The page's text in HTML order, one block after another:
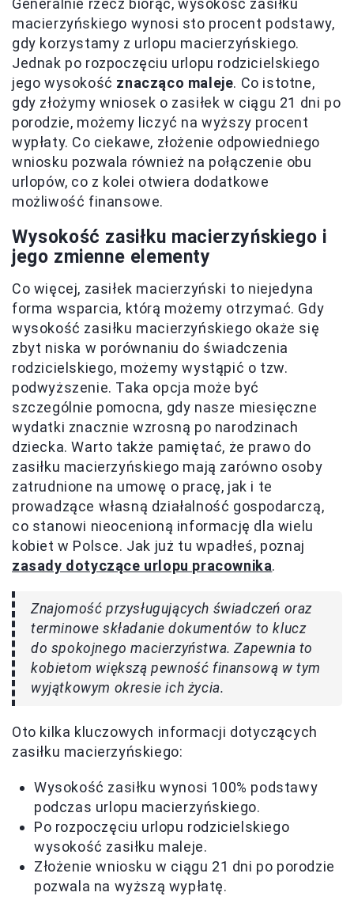
Generalnie rzecz biorąc, wysokość zasiłku
macierzyńskiego wynosi sto procent podstawy,
gdy korzystamy z urlopu macierzyńskiego.
Jednak po rozpoczęciu urlopu rodzicielskiego
jego wysokość znacząco maleje. Co istotne,
gdy złożymy wniosek o zasiłek w ciągu 21 dni po
porodzie, możemy liczyć na wyższy procent
wypłaty. Co ciekawe, złożenie odpowiedniego
wniosku pozwala również na połączenie obu
urlopów, co z kolei otwiera dodatkowe
możliwość finansowe.
Wysokość zasiłku macierzyńskiego i
jego zmienne elementy
Co więcej, zasiłek macierzyński to niejedyna
forma wsparcia, którą możemy otrzymać. Gdy
wysokość zasiłku macierzyńskiego okaże się
zbyt niska w porównaniu do świadczenia
rodzicielskiego, możemy wystąpić o tzw.
podwyższenie. Taka opcja może być
szczególnie pomocna, gdy nasze miesięczne
wydatki znacznie wzrosną po narodzinach
dziecka. Warto także pamiętać, że prawo do
zasiłku macierzyńskiego mają zarówno osoby
zatrudnione na umowę o pracę, jak i te
prowadzące własną działalność gospodarczą,
co stanowi nieocenioną informację dla wielu
kobiet w Polsce. Jak już tu wpadłeś, poznaj
zasady dotyczące urlopu pracownika.
Znajomość przysługujących świadczeń oraz
terminowe składanie dokumentów to klucz
do spokojnego macierzyństwa. Zapewnia to
kobietom większą pewność finansową w tym
wyjątkowym okresie ich życia.
Oto kilka kluczowych informacji dotyczących
zasiłku macierzyńskiego:
Wysokość zasiłku wynosi 100% podstawy
podczas urlopu macierzyńskiego.
Po rozpoczęciu urlopu rodzicielskiego
wysokość zasiłku maleje.
Złożenie wniosku w ciągu 21 dni po porodzie
pozwala na wyższą wypłatę.